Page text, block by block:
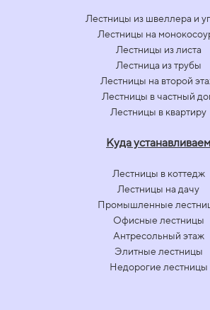
Лестницы из швеллера и
Лестницы на
Лестницы из листа
Лестница из трубы
Лестницы на второй
Лестницы в частный
Лестницы в квартиру
Куда устанавливаем
Лестницы в коттедж
Лестницы на дачу
Промышленные
Офисные лестницы
Антресольный этаж
Элитные лестницы
Недорогие лестницы